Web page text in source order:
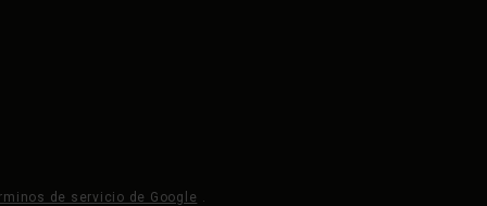
de servicio de Google .